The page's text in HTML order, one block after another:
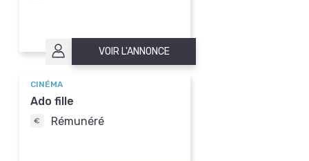
VOIR L'ANNONCE
CINÉMA
Ado fille
Rémunéré